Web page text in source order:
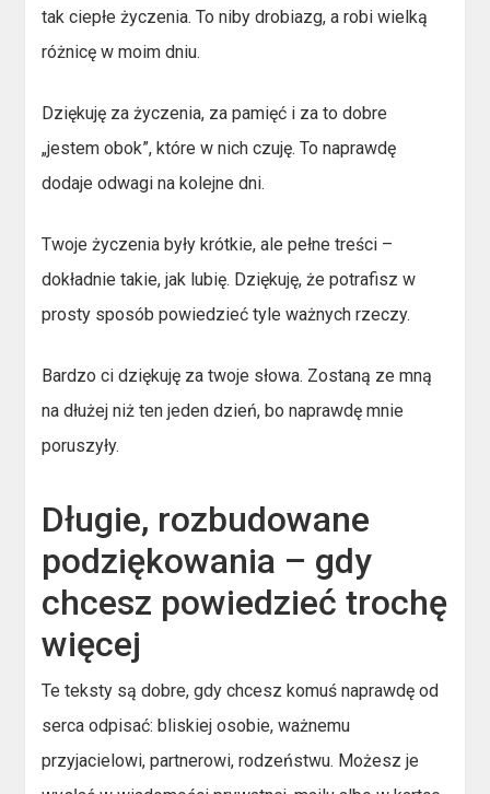
tak ciepłe życzenia. To niby drobiazg, a robi wielką
różnicę w moim dniu.
Dziękuję za życzenia, za pamięć i za to dobre
„jestem obok”, które w nich czuję. To naprawdę
dodaje odwagi na kolejne dni.
Twoje życzenia były krótkie, ale pełne treści –
dokładnie takie, jak lubię. Dziękuję, że potrafisz w
prosty sposób powiedzieć tyle ważnych rzeczy.
Bardzo ci dziękuję za twoje słowa. Zostaną ze mną
na dłużej niż ten jeden dzień, bo naprawdę mnie
poruszyły.
Długie, rozbudowane
podziękowania – gdy
chcesz powiedzieć trochę
więcej
Te teksty są dobre, gdy chcesz komuś naprawdę od
serca odpisać: bliskiej osobie, ważnemu
przyjacielowi, partnerowi, rodzeństwu. Możesz je